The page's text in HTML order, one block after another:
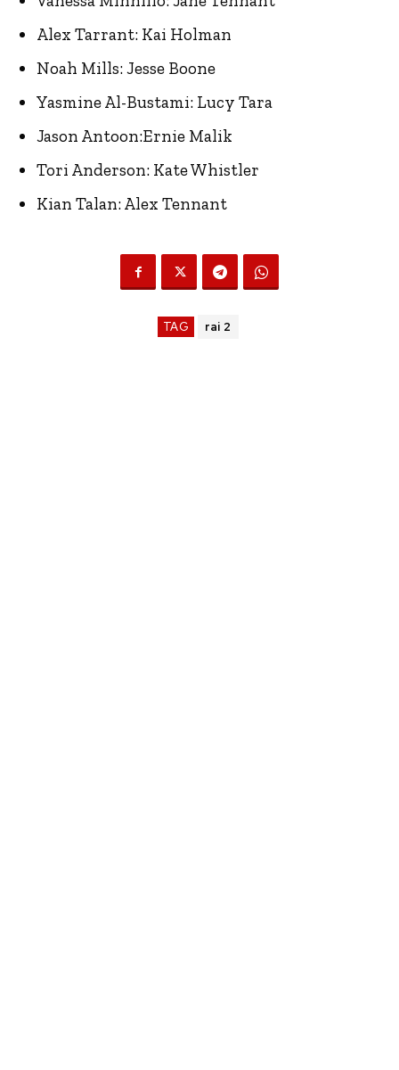
Alex Tarrant: Kai Holman
Noah Mills: Jesse Boone
Yasmine Al-Bustami: Lucy Tara
Jason Antoon:Ernie Malik
Tori Anderson: Kate Whistler
Kian Talan: Alex Tennant
TAG rai 2